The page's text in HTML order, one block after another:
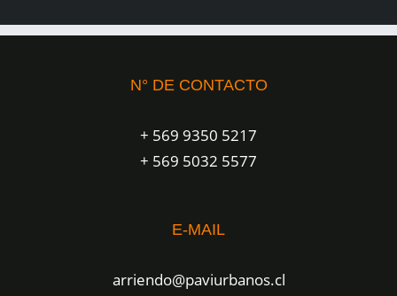
N° DE CONTACTO
+ 569 9350 5217
+ 569 5032 5577
E-MAIL
arriendo@paviurbanos.cl